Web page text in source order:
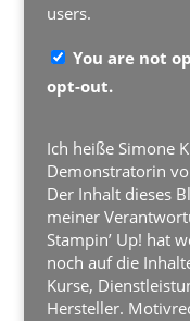
users.
You are not
opt-out.
Ich heiße Simone
Demonstratorin
Der Inhalt dieses
meiner
Stampin’ Up! hat
noch auf die
Kurse,
Hersteller.